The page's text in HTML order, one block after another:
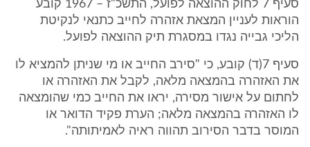
סעיף 7 לחוק ההוצאה לפועל, התשכ"ז – 1967 קובע
הוראות לעניין המצאת אזהרה לחייב כתנאי לנקיטת
הליכי גבייה נגדו במסגרת תיק ההוצאה לפועל.
סעיף 7(ד) קובע, כי "סירב החייב או מי שניתן להמציא לו
את האזהרה בהמצאה מלאה, לקבל את האזהרה או
לחתום על אישור מסירה, יראו את החייב כמי שהומצאה
לו האזהרה בהמצאה מלאה; הערת פקיד הדואר או
המוסר בדבר הסירוב תהווה ראיה לאמיתותה".